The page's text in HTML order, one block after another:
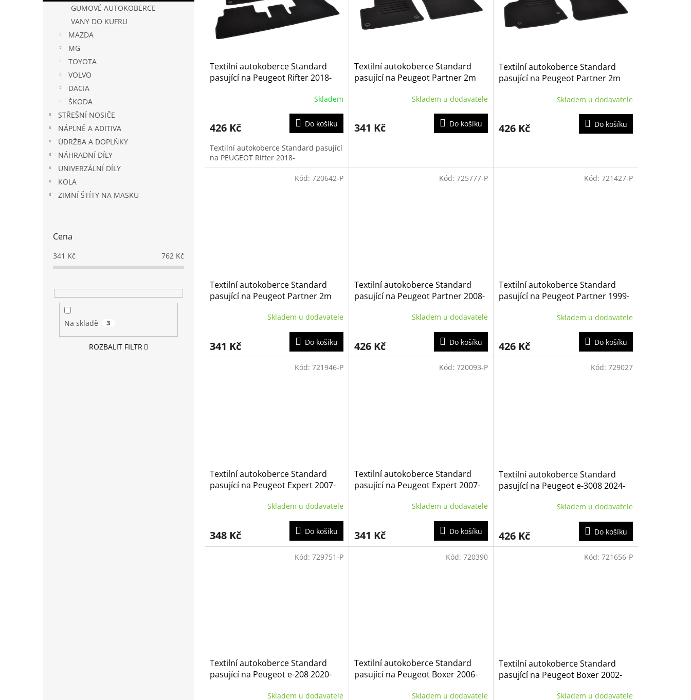
GUMOVÉ AUTOKOBERCE
VANY DO KUFRU
MAZDA
MG
TOYOTA
VOLVO
DACIA
ŠKODA
STŘEŠNÍ NOSIČE
NÁPLNĚ A ADITIVA
ÚDRŽBA A DOPLŇKY
NÁHRADNÍ DÍLY
UNIVERZÁLNÍ DÍLY
KOLA
ZIMNÍ ŠTÍTY NA MASKU
Cena
341 Kč 762 Kč
Na skladě 3
ROZBALIT FILTR
Textilní autokoberce Standard
pasující na Peugeot Rifter 2018-
Skladem
426 Kč Do košíku
Textilní autokoberce Standard pasující
na PEUGEOT Rifter 2018-
Textilní autokoberce Standard
pasující na Peugeot Partner 2m
Skladem u dodavatele
341 Kč Do košíku
Textilní autokoberce Standard
pasující na Peugeot Partner 2m
Skladem u dodavatele
426 Kč Do košíku
Textilní autokoberce Standard
pasující na Peugeot Partner 2m
Skladem u dodavatele
341 Kč Do košíku
Kód: 720642-P
Textilní autokoberce Standard
pasující na Peugeot Partner 2008-
Skladem u dodavatele
426 Kč Do košíku
Kód: 725777-P
Textilní autokoberce Standard
pasující na Peugeot Partner 1999-
Skladem u dodavatele
426 Kč Do košíku
Kód: 721427-P
Textilní autokoberce Standard
pasující na Peugeot Expert 2007-
Skladem u dodavatele
348 Kč Do košíku
Kód: 721946-P
Textilní autokoberce Standard
pasující na Peugeot Expert 2007-
Skladem u dodavatele
341 Kč Do košíku
Kód: 720093-P
Textilní autokoberce Standard
pasující na Peugeot e-3008 2024-
Skladem u dodavatele
426 Kč Do košíku
Kód: 729027
Textilní autokoberce Standard
pasující na Peugeot e-208 2020-
Skladem u dodavatele
Kód: 729751-P
Textilní autokoberce Standard
pasující na Peugeot Boxer 2006-
Skladem u dodavatele
Kód: 720390
Textilní autokoberce Standard
pasující na Peugeot Boxer 2002-
Skladem u dodavatele
Kód: 721656-P